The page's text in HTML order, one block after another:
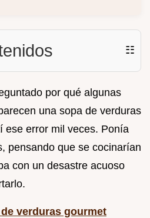
☷
por qué algunas
una sopa de verduras
ese error mil veces. Ponía
pensando que se cocinarían
con un desastre acuoso
verduras gourmet